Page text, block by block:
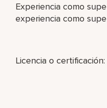
Experiencia como
experiencia como
Licencia o